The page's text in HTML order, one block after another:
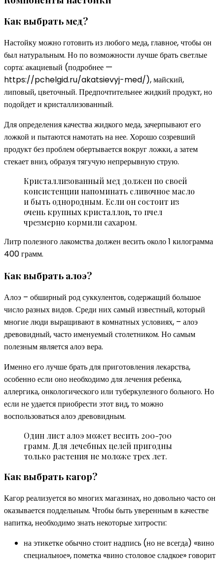
Как выбрать мед?
Настойку можно готовить из любого меда, главное, чтобы он
был натуральным. Но по возможности лучше брать светлые
сорта: акациевый (подробнее —
https://pchelgid.ru/akatsievyj-med/), майский,
липовый, цветочный. Предпочтительнее жидкий продукт, но
подойдет и кристаллизованный.
Для определения качества жидкого меда, зачерпывают его
ложкой и пытаются намотать на нее. Хорошо созревший
продукт без проблем обертывается вокруг ложки, а затем
стекает вниз, образуя тягучую непрерывную струю.
Кристаллизованный мед должен по своей
консистенции напоминать сливочное масло
и быть однородным. Если он состоит из
очень крупных кристаллов, то пчел
чрезмерно кормили сахаром.
Литр полезного лакомства должен весить около 1 килограмма
400 грамм.
Как выбрать алоэ?
Алоэ – обширный род суккулентов, содержащий большое
число разных видов. Среди них самый известный, который
многие люди выращивают в комнатных условиях, – алоэ
древовидный, часто именуемый столетником. Но самым
полезным является алоэ вера.
Именно его лучше брать для приготовления лекарства,
особенно если оно необходимо для лечения ребенка,
аллергика, онкологического или туберкулезного больного. Но
если не удается приобрести этот вид, то можно
воспользоваться алоэ древовидным.
Один лист алоэ может весить 200-700
грамм. Для лечебных целей пригодны
только растения не моложе трех лет.
Как выбрать кагор?
Кагор реализуется во многих магазинах, но довольно часто он
оказывается поддельным. Чтобы быть уверенным в качестве
напитка, необходимо знать некоторые хитрости:
на этикетке обычно стоит надпись (но не всегда) «вино
специальное», пометка «вино столовое сладкое» говорит